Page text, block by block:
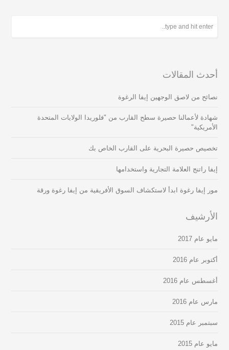
أحدث المقالات
نصائح من لاصق الوجهين إيفا الرغوة
شهادة لأعمالنا حصيرة سطح القارب من "فلوريدا الولايات المتحدة
الأمريكية"
تخصيص حصيرة البحرية على القارب الخاص بك
إيفا راتنج العلامة التجارية واستخدامها
مور إيفا رغوة ابدأ لاستكشاف السوق الأفريقية من إيفا رغوة ورقة
الأرشيف
مايو عام 2017
أكتوبر عام 2016
أغسطس عام 2016
مارس عام 2016
سبتمبر عام 2015
مايو عام 2015